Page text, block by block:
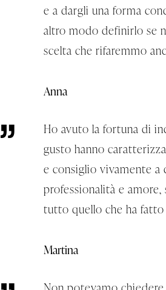
e a dargli una forma
altro modo definirlo se
scelta che rifaremmo
Anna
Ho avuto la fortuna di
gusto hanno
e consiglio vivamente
professionalità e
tutto quello che ha
Martina